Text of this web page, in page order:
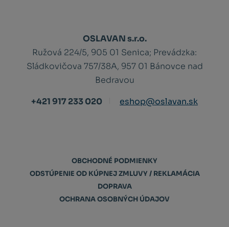
OSLAVAN s.r.o.
Ružová 224/5, 905 01 Senica; Prevádzka:
Sládkovičova 757/38A, 957 01 Bánovce nad
Bedravou
+421 917 233 020
eshop@oslavan.sk
OBCHODNÉ PODMIENKY
ODSTÚPENIE OD KÚPNEJ ZMLUVY / REKLAMÁCIA
DOPRAVA
OCHRANA OSOBNÝCH ÚDAJOV